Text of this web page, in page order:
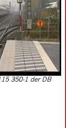
350-1 der DB